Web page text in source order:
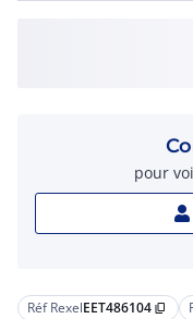
Réf RexelEET486104 content_copy
pour